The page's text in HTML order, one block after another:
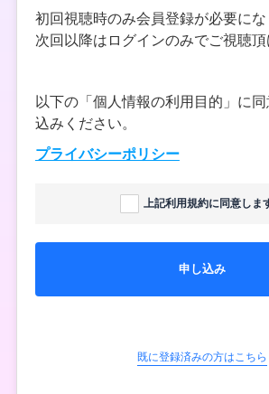
初回視聴時のみ会員登録が必要にな
次回以降はログインのみでご視聴頂
以下の「個人情報の利用目的」に
込みください。
プライバシーポリシー
上記利用規約に同意しま
申し込み
既に登録済みの方はこちら